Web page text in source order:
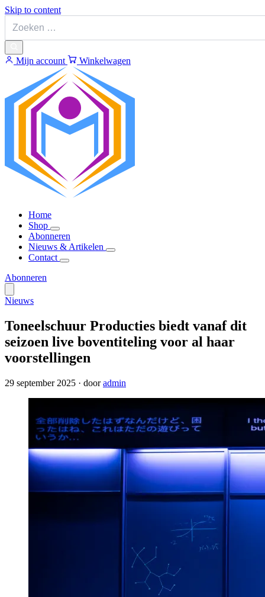
Skip to content
Mijn account Winkelwagen
Home
Shop
Abonneren
Nieuws & Artikelen
Contact
Abonneren
Nieuws
Toneelschuur Producties biedt vanaf dit
seizoen live boventiteling voor al haar
voorstellingen
29 september 2025 · dooradmin